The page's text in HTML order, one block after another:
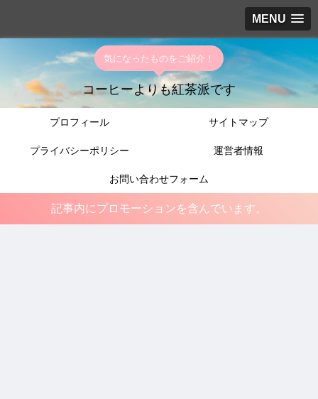
MENU
気になったものをご紹介！
コーヒーよりも紅茶派です
プロフィール サイトマップ
プライバシーポリシー 運営者情報
お問い合わせフォーム
記事内にプロモーションを含んでいます。